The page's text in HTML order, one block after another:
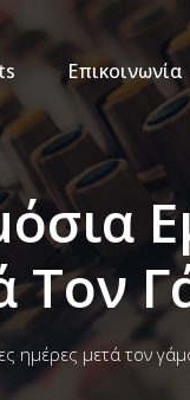
Επικοινωνία
Τον
ημέρες μετά τον